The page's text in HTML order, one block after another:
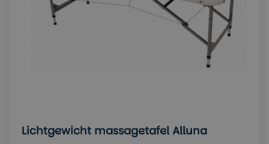
Lichtgewicht massagetafel Alluna